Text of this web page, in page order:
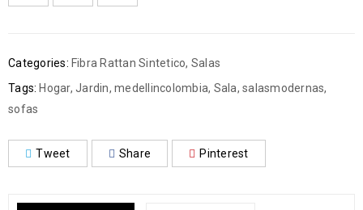
Categories: Fibra Rattan Sintetico, Salas
Tags: Hogar, Jardin, medellincolombia, Sala, salasmodernas,
sofas
Tweet Share Pinterest